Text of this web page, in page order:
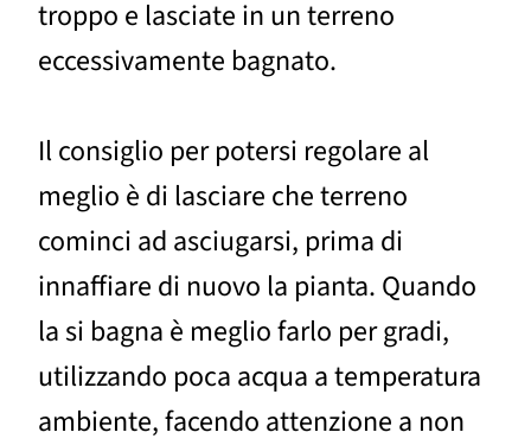
troppo e lasciate in un terreno
eccessivamente bagnato.
Il consiglio per potersi regolare al
meglio è di lasciare che terreno
cominci ad asciugarsi, prima di
innaffiare di nuovo la pianta. Quando
la si bagna è meglio farlo per gradi,
utilizzando poca acqua a temperatura
ambiente, facendo attenzione a non